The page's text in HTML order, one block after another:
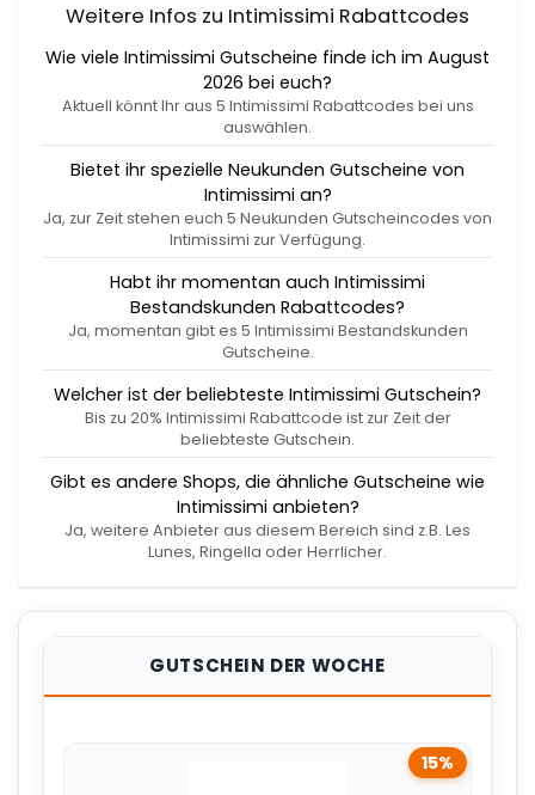
Weitere Infos zu Intimissimi Rabattcodes
Wie viele Intimissimi Gutscheine finde ich im August
2026 bei euch?
Aktuell könnt Ihr aus 5 Intimissimi Rabattcodes bei uns
auswählen.
Bietet ihr spezielle Neukunden Gutscheine von
Intimissimi an?
Ja, zur Zeit stehen euch 5 Neukunden Gutscheincodes von
Intimissimi zur Verfügung.
Habt ihr momentan auch Intimissimi
Bestandskunden Rabattcodes?
Ja, momentan gibt es 5 Intimissimi Bestandskunden
Gutscheine.
Welcher ist der beliebteste Intimissimi Gutschein?
Bis zu 20% Intimissimi Rabattcode ist zur Zeit der
beliebteste Gutschein.
Gibt es andere Shops, die ähnliche Gutscheine wie
Intimissimi anbieten?
Ja, weitere Anbieter aus diesem Bereich sind z.B. Les
Lunes, Ringella oder Herrlicher.
GUTSCHEIN DER WOCHE
15%